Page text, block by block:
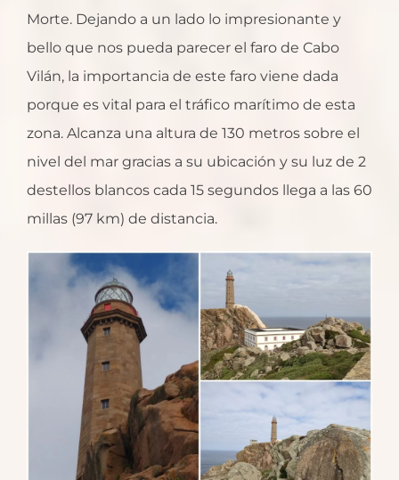
Morte. Dejando a un lado lo impresionante y
bello que nos pueda parecer el faro de Cabo
Vilán, la importancia de este faro viene dada
porque es vital para el tráfico marítimo de esta
zona. Alcanza una altura de 130 metros sobre el
nivel del mar gracias a su ubicación y su luz de 2
destellos blancos cada 15 segundos llega a las 60
millas (97 km) de distancia.